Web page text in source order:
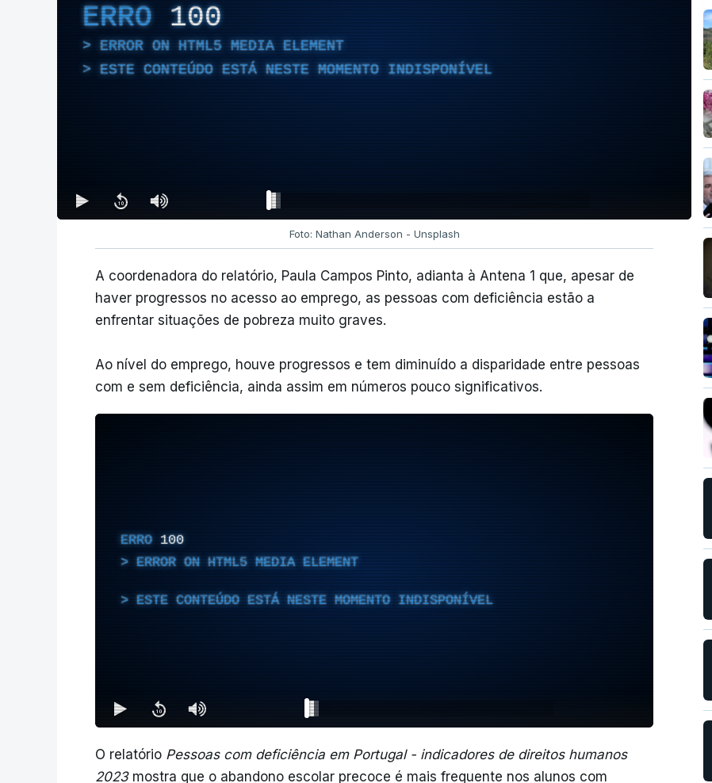
ERRO 100
ERROR ON HTML5 MEDIA ELEMENT
ESTE CONTEÚDO ESTÁ NESTE MOMENTO INDISPONÍVEL
Foto: Nathan Anderson - Unsplash
A coordenadora do relatório, Paula Campos Pinto, adianta à Antena 1 que, apesar de
haver progressos no acesso ao emprego, as pessoas com deficiência estão a
enfrentar situações de pobreza muito graves.
Ao nível do emprego, houve progressos e tem diminuído a disparidade entre pessoas
com e sem deficiência, ainda assim em números pouco significativos.
ERRO 100
ERROR ON HTML5 MEDIA ELEMENT
ESTE CONTEÚDO ESTÁ NESTE MOMENTO INDISPONÍVEL
O relatório Pessoas com deficiência em Portugal - indicadores de direitos humanos
2023mostra que o abandono escolar precoce é mais frequente nos alunos com